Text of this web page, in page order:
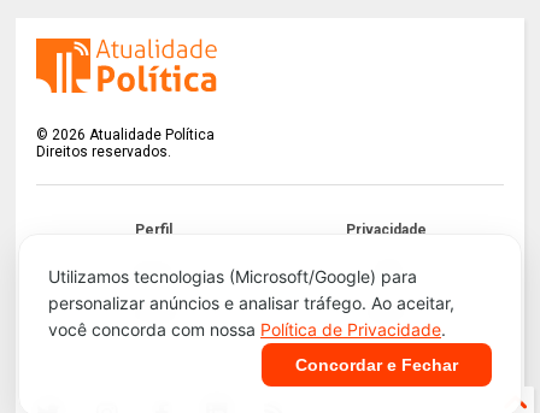
Utilizamos tecnologias (Microsoft/Google) para
personalizar anúncios e analisar tráfego. Ao aceitar,
você concorda com nossa Política de Privacidade.
Concordar e Fechar
© 2026 Atualidade Política
Direitos reservados.
Perfil Privacidade
Termos LGPD
Contato Apoie!